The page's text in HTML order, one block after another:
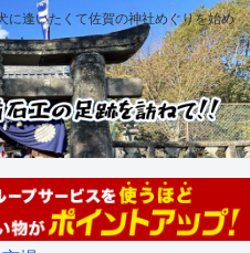
に逢いたくて佐賀の神社めぐりを始め
！